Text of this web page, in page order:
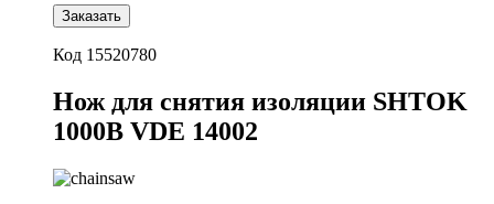
Заказать
Код 15520780
Нож для снятия изоляции SHTOK
1000В VDE 14002